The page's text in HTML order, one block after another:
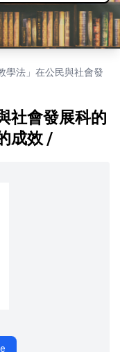
學法」在公民與社會發
社會發展科的
成效 /